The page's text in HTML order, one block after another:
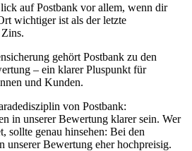
auf Postbank vor allem, wenn dir
wichtiger ist als der letzte
gehört Postbank zu den
– ein klarer Pluspunkt für
und Kunden.
von Postbank:
in unserer Bewertung klarer sein. Wer
sollte genau hinsehen: Bei den
unserer Bewertung eher hochpreisig.